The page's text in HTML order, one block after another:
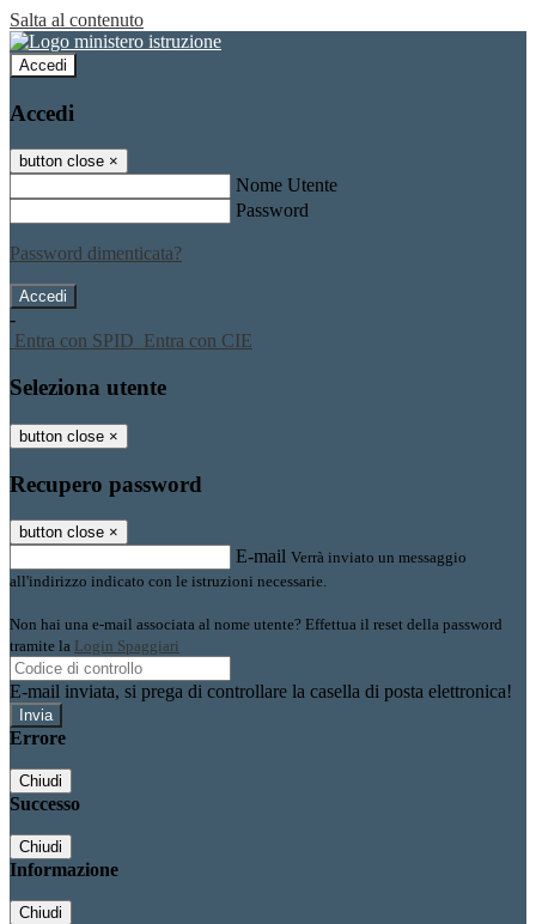
Salta al contenuto
Accedi
Accedi
button close ×
Nome Utente
Password
Password dimenticata?
-
Entra con SPID Entra con CIE
Seleziona utente
button close ×
Recupero password
button close ×
E-mail Verrà inviato un messaggio
all'indirizzo indicato con le istruzioni necessarie.
Non hai una e-mail associata al nome utente? Effettua il reset della password
tramite la Login Spaggiari
E-mail inviata, si prega di controllare la casella di posta elettronica!
Errore
Chiudi
Successo
Chiudi
Informazione
Chiudi